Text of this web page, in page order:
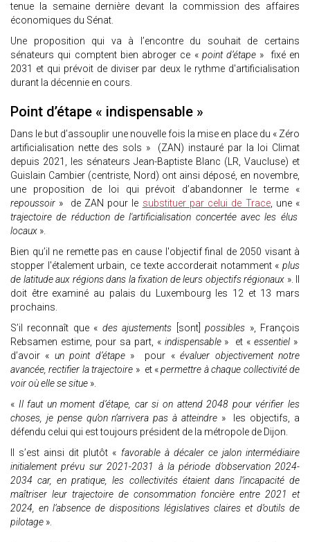
tenue la semaine dernière devant la commission des affaires
économiques du Sénat.
Une proposition qui va à l’encontre du souhait de certains
sénateurs qui comptent bien abroger ce « point d’étape » fixé en
2031 et qui prévoit de diviser par deux le rythme d'artificialisation
durant la décennie en cours.
Point d’étape « indispensable »
Dans le but d’assouplir une nouvelle fois la mise en place du « Zéro
artificialisation nette des sols » (ZAN) instauré par la loi Climat
depuis 2021, les sénateurs Jean-Baptiste Blanc (LR, Vaucluse) et
Guislain Cambier (centriste, Nord) ont ainsi déposé, en novembre,
une proposition de loi qui prévoit d’abandonner le terme «
repoussoir » de ZAN pour le substituer par celui de Trace, une «
trajectoire de réduction de l'artificialisation concertée avec les élus
locaux ».
Bien qu’il ne remette pas en cause l'objectif final de 2050 visant à
stopper l'étalement urbain, ce texte accorderait notamment « plus
de latitude aux régions dans la fixation de leurs objectifs régionaux ». Il
doit être examiné au palais du Luxembourg les 12 et 13 mars
prochains.
S’il reconnaît que « des ajustements [sont]possibles », François
Rebsamen estime, pour sa part, « indispensable » et «essentiel »
d’avoir « un point d’étape » pour «évaluer objectivement notre
avancée, rectifier la trajectoire » et «permettre à chaque collectivité de
voir où elle se situe ».
« Il faut un moment d’étape, car si on attend 2048 pour vérifier les
choses, je pense qu’on n’arrivera pas à atteindre » les objectifs, a
défendu celui qui est toujours président de la métropole de Dijon.
Il s’est ainsi dit plutôt « favorable à décaler ce jalon intermédiaire
initialement prévu sur 2021-2031 à la période d’observation 2024-
2034 car, en pratique, les collectivités étaient dans l’incapacité de
maîtriser leur trajectoire de consommation foncière entre 2021 et
2024, en l’absence de dispositions législatives claires et d’outils de
pilotage ».